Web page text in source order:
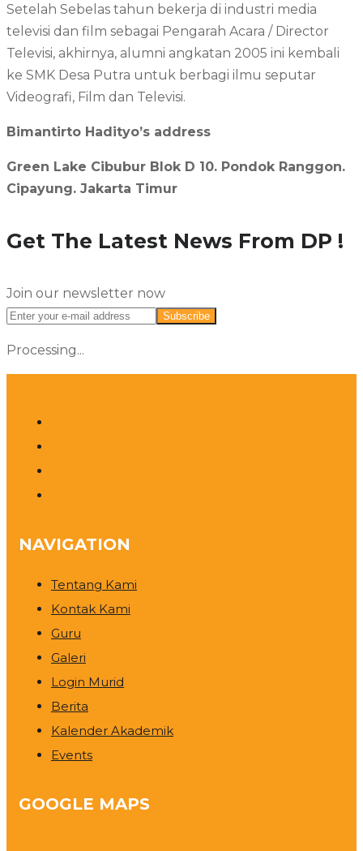
Setelah Sebelas tahun bekerja di industri media
televisi dan film sebagai Pengarah Acara / Director
Televisi, akhirnya, alumni angkatan 2005 ini kembali
ke SMK Desa Putra untuk berbagi ilmu seputar
Videografi, Film dan Televisi.
Bimantirto Hadityo’s address
Green Lake Cibubur Blok D 10. Pondok Ranggon.
Cipayung. Jakarta Timur
Get The Latest News From DP !
Join our newsletter now
Subscribe
Processing...
NAVIGATION
Tentang Kami
Kontak Kami
Guru
Galeri
Login Murid
Berita
Kalender Akademik
Events
GOOGLE MAPS